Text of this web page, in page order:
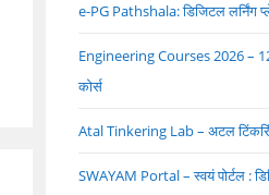
e-PG Pathshala: डिजिटल लर्निंग
Engineering Courses 2026 –
कोर्स
Atal Tinkering Lab – अटल
SWAYAM Portal – स्वयं पोर्टल :